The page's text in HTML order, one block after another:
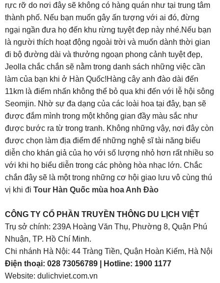
rực rỡ do nơi đây sẽ không có hàng quán như tại trung tâm
thành phố. Nếu bạn muốn gây ấn tượng với ai đó, đừng
ngại ngần đưa họ đến khu rừng tuyệt đẹp này nhé.Nếu bạn
là người thích hoạt động ngoài trời và muốn dành thời gian
đi bộ đường dài và thưởng ngoạn phong cảnh tuyệt đẹp,
Jeolla chắc chắn sẽ nằm trong danh sách những việc cần
làm của bạn khi ở Hàn Quốc!Hàng cây anh đào dài đến
11km là điểm nhấn không thể bỏ qua khi đến với lễ hội sông
Seomjin. Nhờ sự đa dạng của các loài hoa tại đây, bạn sẽ
được đắm mình trong một không gian đầy màu sắc như
được bước ra từ trong tranh. Không những vậy, nơi đây còn
được chọn làm địa điểm để những nghệ sĩ tài năng biểu
diễn cho khán giả của họ với số lượng nhỏ hơn rất nhiều so
với khi họ biểu diễn trong các phòng hòa nhạc lớn. Chắc
chắn đây sẽ là một trong những cơ hội giao lưu vô cùng thú
vị khi đi Tour Hàn Quốc mùa hoa Anh Đào
CÔNG TY CỔ PHẦN TRUYỀN THÔNG DU LỊCH VIỆT
Trụ sở chính: 239A Hoàng Văn Thụ, Phường 8, Quận Phú
Nhuận, TP. Hồ Chí Minh.
Chi nhánh Hà Nội: 44 Tràng Tiền, Quận Hoàn Kiếm, Hà Nội
Điện thoại: 028 73056789 | Hotline: 1900 1177
Website: dulichviet.com.vn